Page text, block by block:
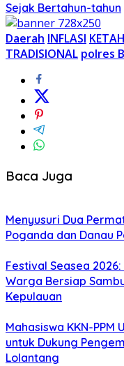
Sejak Bertahun-tahun
Daerah INFLASI
TRADISIONAL polres
Baca Juga
Menyusuri Dua
Poganda dan Danau
Festival Seasea 2026:
Warga Bersiap
Kepulauan
Mahasiswa KKN-PPM
untuk Dukung
Lolantang